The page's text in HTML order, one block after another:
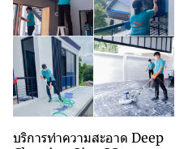
บริการทำความสะอาด Deep